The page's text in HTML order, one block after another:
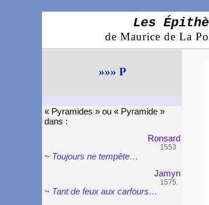
Les
de Maurice de La
»»» P
« Pyra­mi­des » ou « Pyra­mi­de »
dans :
Ron­sard
1553
~ Toujours ne tem­pête…
Jamyn
1575
~ Tant de feux aux car­fours…